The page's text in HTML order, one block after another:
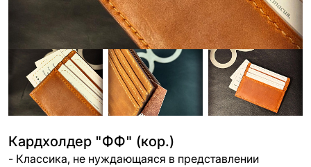
Кардхолдер "ФФ" (кор.)
- Классика, не нуждающаяся в представлении